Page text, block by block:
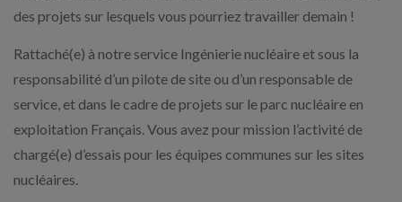
des projets sur lesquels vous pourriez travailler demain !
Rattaché(e) à notre service Ingénierie nucléaire et sous la
responsabilité d’un pilote de site ou d’un responsable de
service, et dans le cadre de projets sur le parc nucléaire en
exploitation Français. Vous avez pour mission l’activité de
chargé(e) d’essais pour les équipes communes sur les sites
nucléaires.